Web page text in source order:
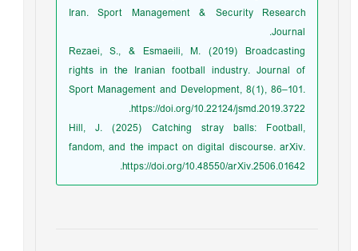
Iran. Sport Management & Security Research
Journal.
Rezaei, S., & Esmaeili, M. (2019) Broadcasting
rights in the Iranian football industry. Journal of
Sport Management and Development, 8(1), 86–101.
https://doi.org/10.22124/jsmd.2019.3722.
Hill, J. (2025) Catching stray balls: Football,
fandom, and the impact on digital discourse. arXiv.
https://doi.org/10.48550/arXiv.2506.01642.